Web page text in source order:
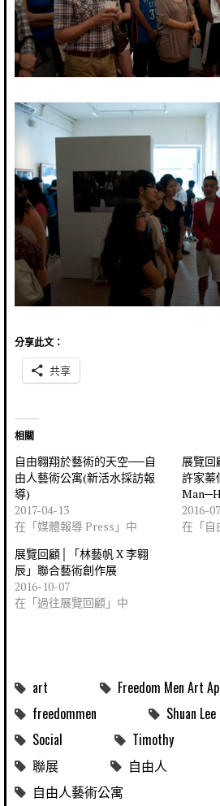
分享此文：
共享
相關
自由翱翔於藝術的天空──自
由人藝術公寓(新活水採訪報
導)
2017-04-13
在「媒體報導 Press」中
展覽回
許家蓁
2016-
在「自
展覽回顧│「林藝帆 X 李翱
辰」聯合藝術創作展
2016-10-07
在「過往展覽回顧」中
art
Freedom Men Art
freedommen
Shuan Lee
Social
Timothy
聯展
自由人
自由人藝術公寓